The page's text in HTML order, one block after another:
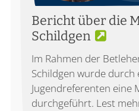
Bericht über die
Schildgen
Im Rahmen der
Schildgen wurde
Jugendreferenten eine
durchgeführt. Lest